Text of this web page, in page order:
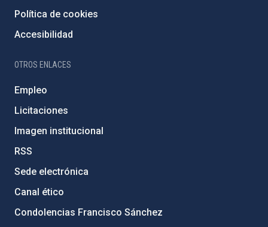
Política de cookies
Accesibilidad
OTROS ENLACES
Empleo
Licitaciones
Imagen institucional
RSS
Sede electrónica
Canal ético
Condolencias Francisco Sánchez